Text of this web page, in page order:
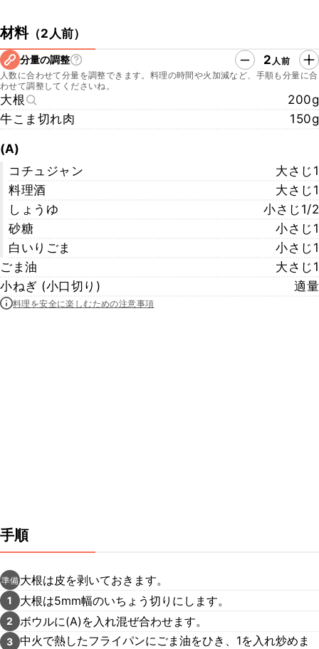
材料（2人前）
分量の調整 2 人前
人数に合わせて分量を調整できます。料理の時間や火加減など、手順も分量に合
わせて調整してくださいね。
大根
200g
牛こま切れ肉
150g
(A)
コチュジャン
大さじ1
料理酒
大さじ1
しょうゆ
小さじ1/2
砂糖
小さじ1
白いりごま
小さじ1
ごま油
大さじ1
小ねぎ (小口切り)
適量
料理を安全に楽しむための注意事項
手順
準備 大根は皮を剥いておきます。
1 大根は5mm幅のいちょう切りにします。
2 ボウルに(A)を入れ混ぜ合わせます。
3 中火で熱したフライパンにごま油をひき、1を入れ炒めま